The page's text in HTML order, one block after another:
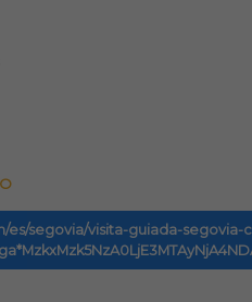
es/segovia/visita-guiada-segovia-